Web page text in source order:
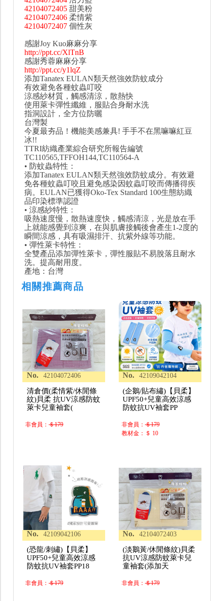
42104072405 甜美粉
42104072406 柔情紫
42104072407 個性灰
感謝Joy Kuo麻麻分享
http://ppt.cc/XlTnB
感謝秀蓉麻麻分享
http://ppt.cc/y1lqZ
添加Tanatex EULAN類天然強效防蚊成分
有效避免各種蚊蟲叮咬
涼感紗材質，觸感清涼，散熱快
使用萊卡彈性纖維，服貼合身耐水洗
指洞設計，全方位防曬
台灣製
今夏最夯品！機能美感兼具! 手手不在黑嘛嘛紅豆
冰!!
TTRI紡織產業綜合研究所報告編號
TC110565,TFFOH144,TC110564-A
• 防蚊蟲特性：
添加Tanatex EULAN類天然強效防蚊成分。有效避
免各種蚊蟲叮咬且避免感染因蚊蟲叮咬而傳播得疾
病。EULAN已獲得Oko-Tex Standard 100生態紡織
品印染標準認證
• 涼感紗特性：
吸熱速度慢，散熱速度快，觸感清涼，光是放在手
上就能感覺到涼爽，在與肌膚接觸後會產生1-2度的
瞬間涼感，具有吸濕排汗、抗紫外線等功能。
• 彈性萊卡特性：
全雙產品添加彈性萊卡，彈性服貼不易脫落且耐水
洗。提高耐用度。
產地：台灣
相關推薦商品
No. 42104072406
清倉價(柔情紫/休閒條
紋)貝柔 抗UV涼感防蚊
萊卡兒童袖套(
非會員：＄179
No. 42109042104
(企鵝/貼布繡)【貝柔】
UPF50+兒童高效涼感
防蚊抗UV袖套PP
非會員：＄179
教材金：＄ 10
No. 42109042106
(恐龍/刺繡)【貝柔】
UPF50+兒童高效涼感
防蚊抗UV袖套PP18
非會員：＄179
No. 42104072403
(淡鵝黃/休閒條紋)貝柔
抗UV涼感防蚊萊卡兒
童袖套(添加天
非會員：＄179